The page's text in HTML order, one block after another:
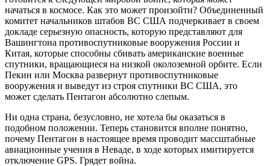
начаться в космосе. Как это может произойти? Объединенный
комитет начальников штабов ВС США подчеркивает в своем
докладе серьезную опасность, которую представляют для
Вашингтона противоспутниковые вооружения России и
Китая, которые способны сбивать американские военные
спутники, вращающиеся на низкой околоземной орбите. Если
Пекин или Москва развернут противоспутниковые
вооружения и выведут из строя спутники ВС США, это
может сделать Пентагон абсолютно слепым.
Ни одна страна, безусловно, не хотела бы оказаться в
подобном положении. Теперь становится вполне понятно,
почему Пентагон в настоящее время проводит массштабные
авиационные учения в Неваде, в ходе которых имитируется
отключение GPS. Грядет война.